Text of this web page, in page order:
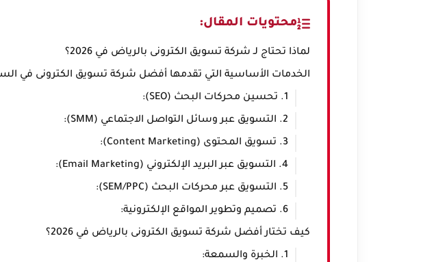
محتويات المقال:
لماذا تحتاج لـ شركة تسويق الكترونى بالرياض في 2026؟
الخدمات الأساسية التي تقدمها أفضل شركة تسويق الكترونى في
1. تحسين محركات البحث (SEO):
2. التسويق عبر وسائل التواصل الاجتماعي (SMM):
3. تسويق المحتوى (Content Marketing):
4. التسويق عبر البريد الإلكتروني (Email Marketing):
5. التسويق عبر محركات البحث (SEM/PPC):
6. تصميم وتطوير المواقع الإلكترونية:
كيف تختار أفضل شركة تسويق الكترونى بالرياض في 2026؟
1. الخبرة والسمعة: